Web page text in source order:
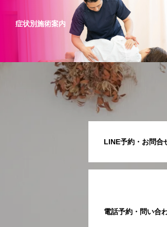
症状別施術案内
LINE予約・お問合
電話予約・問い合